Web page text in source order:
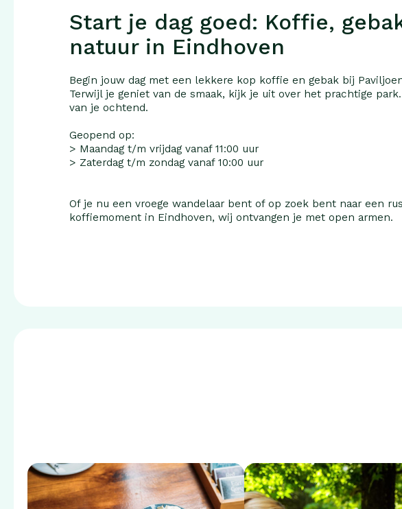
Start je dag goed: Koffie,
natuur in Eindhoven
Begin jouw dag met een lekkere kop koffie en gebak bij
Terwijl je geniet van de smaak, kijk je uit over het prachtige
van je ochtend.
Geopend op:
> Maandag t/m vrijdag vanaf 11:00 uur
> Zaterdag t/m zondag vanaf 10:00 uur
Of je nu een vroege wandelaar bent of op zoek bent naar een
koffiemoment in Eindhoven, wij ontvangen je met open armen.